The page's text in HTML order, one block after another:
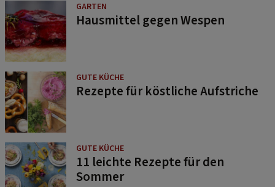
GARTEN
Hausmittel gegen Wespen
GUTE KÜCHE
Rezepte für köstliche Aufstriche
GUTE KÜCHE
11 leichte Rezepte für den
Sommer